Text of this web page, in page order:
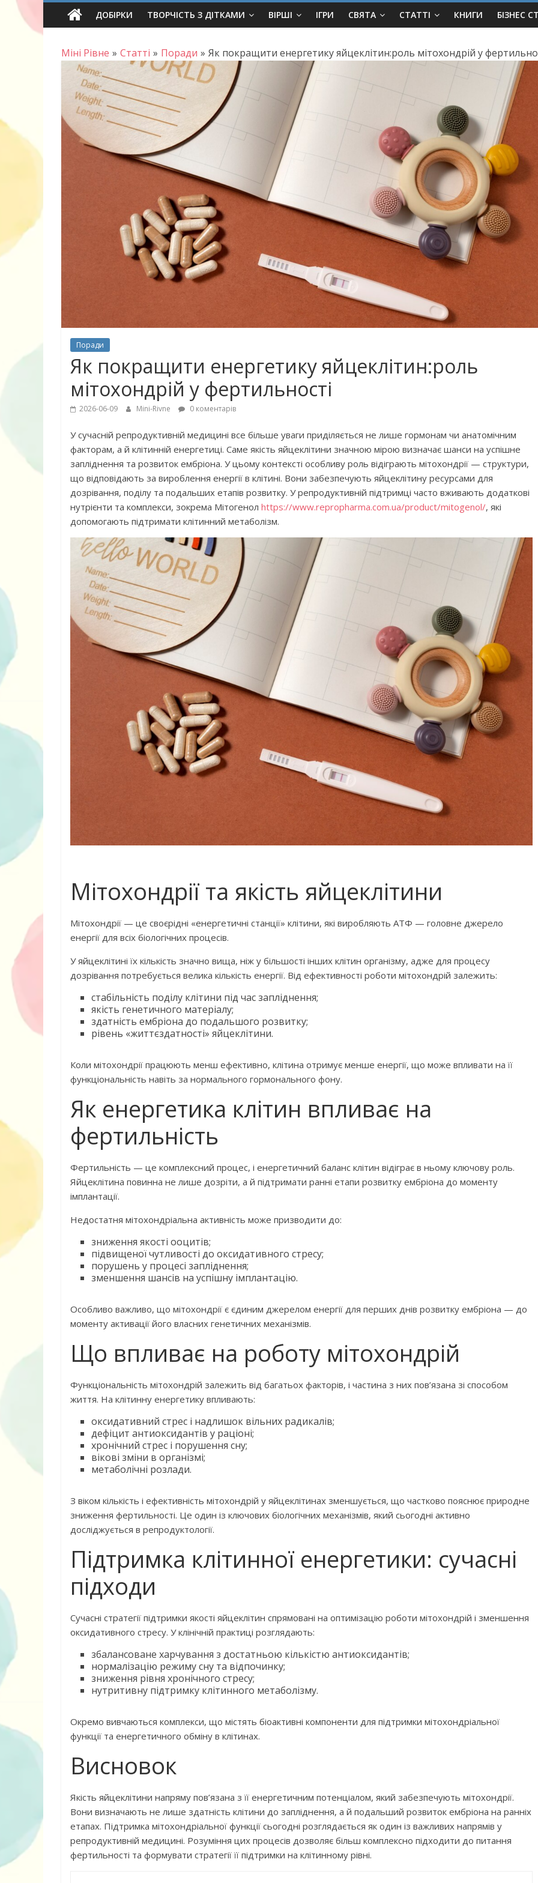
Skip
content
ДОБІРКИ ТВОРЧІСТЬ З ДІТКАМИ ВІРШІ ІГРИ СВЯТА СТАТТІ КНИГИ БІЗНЕС
Міні Рівне » Статті » Поради » Як покращити енергетику яйцеклітин:роль мітохондрій у
Поради
Як покращити енергетику яйцеклітин:роль
мітохондрій у фертильності
2026-06-09 Mini-Rivne 0 коментарів
У сучасній репродуктивній медицині все більше уваги приділяється не лише гормонам чи анатомічним
факторам, а й клітинній енергетиці. Саме якість яйцеклітини значною мірою визначає шанси на успішне
запліднення та розвиток ембріона. У цьому контексті особливу роль відіграють мітохондрії — структури,
що відповідають за вироблення енергії в клітині. Вони забезпечують яйцеклітину ресурсами для
дозрівання, поділу та подальших етапів розвитку. У репродуктивній підтримці часто вживають додаткові
нутрієнти та комплекси, зокрема Мітогенол https://www.repropharma.com.ua/product/mitogenol/, які
допомогають підтримати клітинний метаболізм.
Мітохондрії та якість яйцеклітини
Мітохондрії — це своєрідні «енергетичні станції» клітини, які виробляють АТФ — головне джерело
енергії для всіх біологічних процесів.
У яйцеклітині їх кількість значно вища, ніж у більшості інших клітин організму, адже для процесу
дозрівання потребується велика кількість енергії. Від ефективності роботи мітохондрій залежить:
стабільність поділу клітини під час запліднення;
якість генетичного матеріалу;
здатність ембріона до подальшого розвитку;
рівень «життєздатності» яйцеклітини.
Коли мітохондрії працюють менш ефективно, клітина отримує менше енергії, що може впливати на її
функціональність навіть за нормального гормонального фону.
Як енергетика клітин впливає на
фертильність
Фертильність — це комплексний процес, і енергетичний баланс клітин відіграє в ньому ключову роль.
Яйцеклітина повинна не лише дозріти, а й підтримати ранні етапи розвитку ембріона до моменту
імплантації.
Недостатня мітохондріальна активність може призводити до:
зниження якості ооцитів;
підвищеної чутливості до оксидативного стресу;
порушень у процесі запліднення;
зменшення шансів на успішну імплантацію.
Особливо важливо, що мітохондрії є єдиним джерелом енергії для перших днів розвитку ембріона — до
моменту активації його власних генетичних механізмів.
Що впливає на роботу мітохондрій
Функціональність мітохондрій залежить від багатьох факторів, і частина з них пов’язана зі способом
життя. На клітинну енергетику впливають:
оксидативний стрес і надлишок вільних радикалів;
дефіцит антиоксидантів у раціоні;
хронічний стрес і порушення сну;
вікові зміни в організмі;
метаболічні розлади.
З віком кількість і ефективність мітохондрій у яйцеклітинах зменшується, що частково пояснює природне
зниження фертильності. Це один із ключових біологічних механізмів, який сьогодні активно
досліджується в репродуктології.
Підтримка клітинної енергетики: сучасні
підходи
Сучасні стратегії підтримки якості яйцеклітин спрямовані на оптимізацію роботи мітохондрій і зменшення
оксидативного стресу. У клінічній практиці розглядають:
збалансоване харчування з достатньою кількістю антиоксидантів;
нормалізацію режиму сну та відпочинку;
зниження рівня хронічного стресу;
нутритивну підтримку клітинного метаболізму.
Окремо вивчаються комплекси, що містять біоактивні компоненти для підтримки мітохондріальної
функції та енергетичного обміну в клітинах.
Висновок
Якість яйцеклітини напряму пов’язана з її енергетичним потенціалом, який забезпечують мітохондрії.
Вони визначають не лише здатність клітини до запліднення, а й подальший розвиток ембріона на ранніх
етапах. Підтримка мітохондріальної функції сьогодні розглядається як один із важливих напрямів у
репродуктивній медицині. Розуміння цих процесів дозволяє більш комплексно підходити до питання
фертильності та формувати стратегії її підтримки на клітинному рівні.
10 найкращих фільмів для
дітей, що пояснюють складні
питання просто
Чарівні українські колискові
пісні для дітей (слова та
музика)
10 ігор з усього світу, щоб
нарешті відірвати дітей від
планшетів
Ігри та конкурси на Новий рік
для всієї сім’ї — ідеї для
святкового вечора
Книга «Як любити дитину»
Корчак Януш
Що почитати дитині на ніч:
Дитячий спортивно-ігровий
майданчик на Лебединці
майданчик в парку ім. Т.
поглибленого інтелектуального
розвитку – Пізнайко